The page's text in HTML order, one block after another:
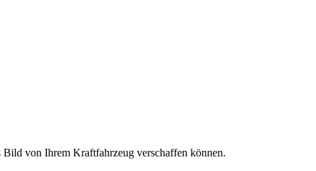
von Ihrem Kraftfahrzeug verschaffen können.